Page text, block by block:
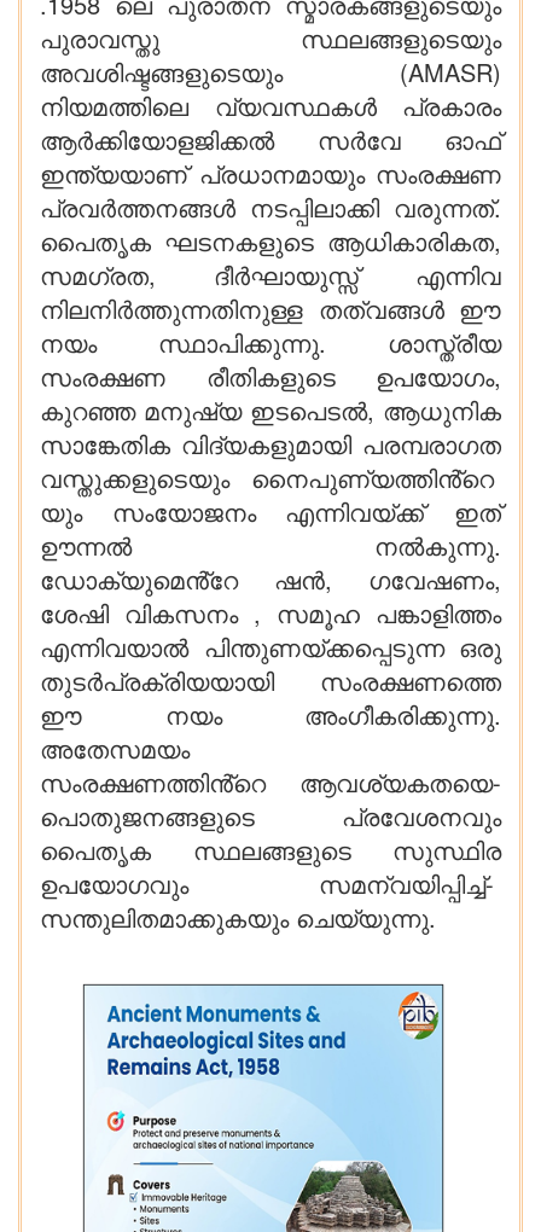
പുരാവസ്തു സ്ഥലങ്ങളുടെയും
അവശിഷ്ടങ്ങളുടെയും (AMASR)
നിയമത്തിലെ വ്യവസ്ഥകൾ പ്രകാരം
ആർക്കിയോളജിക്കൽ സർവേ ഓഫ്
ഇന്ത്യയാണ് പ്രധാനമായും സംരക്ഷണ
പ്രവർത്തനങ്ങൾ നടപ്പിലാക്കി വരുന്നത്.
പൈതൃക ഘടനകളുടെ ആധികാരികത,
സമഗ്രത, ദീർഘായുസ്സ് എന്നിവ
നിലനിർത്തുന്നതിനുള്ള തത്വങ്ങൾ ഈ
നയം സ്ഥാപിക്കുന്നു. ശാസ്ത്രീയ
സംരക്ഷണ രീതികളുടെ ഉപയോഗം,
കുറഞ്ഞ മനുഷ്യ ഇടപെടൽ, ആധുനിക
സാങ്കേതിക വിദ്യകളുമായി പരമ്പരാഗത
വസ്തുക്കളുടെയും നൈപുണ്യത്തിൻ്റെ
യും സംയോജനം എന്നിവയ്ക്ക് ഇത്
ഊന്നൽ നൽകുന്നു.
ഡോക്യുമെൻ്റേ ഷൻ, ഗവേഷണം,
ശേഷി വികസനം , സമൂഹ പങ്കാളിത്തം
എന്നിവയാൽ പിന്തുണയ്ക്കപ്പെടുന്ന ഒരു
തുടർപ്രക്രിയയായി സംരക്ഷണത്തെ
ഈ നയം അംഗീകരിക്കുന്നു.
അതേസമയം
സംരക്ഷണത്തിൻ്റെ ആവശ്യകതയെ-
പൊതുജനങ്ങളുടെ പ്രവേശനവും
പൈതൃക സ്ഥലങ്ങളുടെ സുസ്ഥിര
ഉപയോഗവും സമന്വയിപ്പിച്ച്-
സന്തുലിതമാക്കുകയും ചെയ്യുന്നു.